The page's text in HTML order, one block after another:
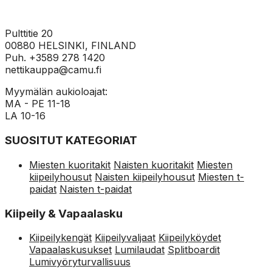
Pulttitie 20
00880 HELSINKI, FINLAND
Puh. +3589 278 1420
nettikauppa@camu.fi
Myymälän aukioloajat:
MA - PE 11-18
LA 10-16
SUOSITUT KATEGORIAT
Miesten kuoritakit Naisten kuoritakit Miesten
kiipeilyhousut Naisten kiipeilyhousut Miesten t-
paidat Naisten t-paidat
Kiipeily & Vapaalasku
Kiipeilykengät Kiipeilyvaljaat Kiipeilyköydet
Vapaalaskusukset Lumilaudat Splitboardit
Lumivyöryturvallisuus